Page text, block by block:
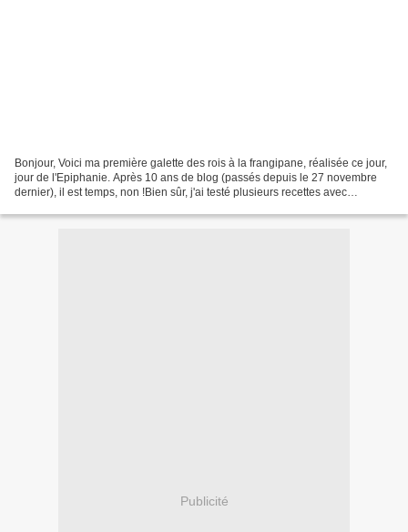
Bonjour, Voici ma première galette des rois à la frangipane, réalisée ce jour,
jour de l'Epiphanie. Après 10 ans de blog (passés depuis le 27 novembre
dernier), il est temps, non !Bien sûr, j'ai testé plusieurs recettes avec
Publicité